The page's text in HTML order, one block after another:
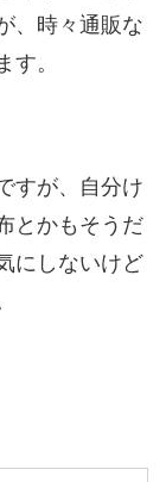
、時々通販な
。
すが、自分け
とかもそうだ
にしないけど